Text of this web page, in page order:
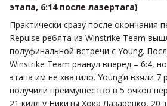
этапа, 6:14 после лазертага)
Практически сразу после окончания
Repulse ребята из Winstrike Team
полуфинальной встречи с Young.
Winstrike Team рванул вперед – 6:4,
этапа им не хватило. Young’и взяли 7
получили преимущество в 5 очков
21 килл у Никиты Хока Лазаренко, 20